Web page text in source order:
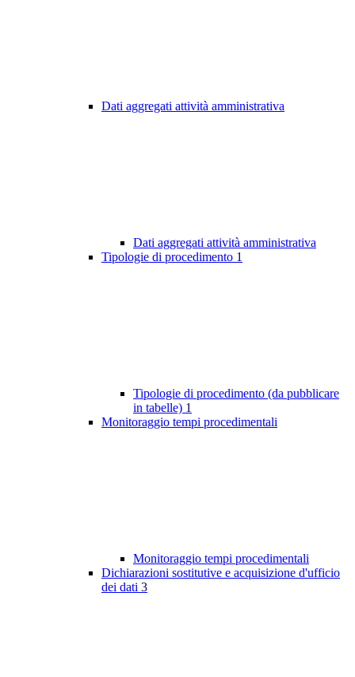
Dati aggregati attività amministrativa
Dati aggregati attività amministrativa
Tipologie di procedimento 1
Tipologie di procedimento (da pubblicare
in tabelle) 1
Monitoraggio tempi procedimentali
Monitoraggio tempi procedimentali
Dichiarazioni sostitutive e acquisizione d'ufficio
dei dati 3